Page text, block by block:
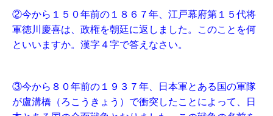
②今から１５０年前の１８６７年、江戸幕府第１５代将
軍徳川慶喜は、政権を朝廷に返しました。このことを何
といいますか。漢字４字で答えなさい。
③今から８０年前の１９３７年、日本軍とある国の軍隊
が盧溝橋（ろこうきょう）で衝突したことによって、日